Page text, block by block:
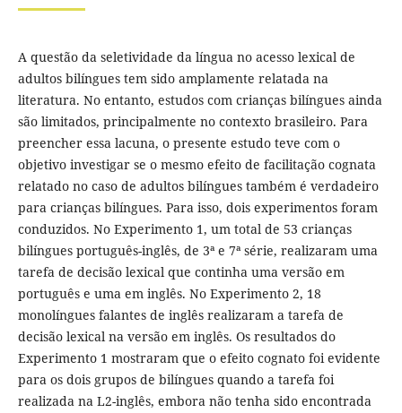
A questão da seletividade da língua no acesso lexical de
adultos bilíngues tem sido amplamente relatada na
literatura. No entanto, estudos com crianças bilíngues ainda
são limitados, principalmente no contexto brasileiro. Para
preencher essa lacuna, o presente estudo teve com o
objetivo investigar se o mesmo efeito de facilitação cognata
relatado no caso de adultos bilíngues também é verdadeiro
para crianças bilíngues. Para isso, dois experimentos foram
conduzidos. No Experimento 1, um total de 53 crianças
bilíngues português-inglês, de 3ª e 7ª série, realizaram uma
tarefa de decisão lexical que continha uma versão em
português e uma em inglês. No Experimento 2, 18
monolíngues falantes de inglês realizaram a tarefa de
decisão lexical na versão em inglês. Os resultados do
Experimento 1 mostraram que o efeito cognato foi evidente
para os dois grupos de bilíngues quando a tarefa foi
realizada na L2-inglês, embora não tenha sido encontrada